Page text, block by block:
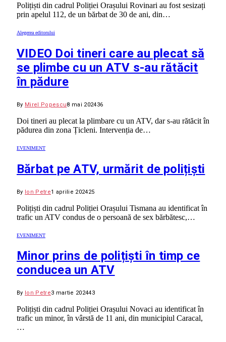
Polițiști din cadrul Poliției Orașului Rovinari au fost sesizați
prin apelul 112, de un bărbat de 30 de ani, din…
Alegerea editorului
VIDEO Doi tineri care au plecat să
se plimbe cu un ATV s-au rătăcit
în pădure
By Mirel Popescu8 mai 202436
Doi tineri au plecat la plimbare cu un ATV, dar s-au rătăcit în
pădurea din zona Țicleni. Intervenția de…
EVENIMENT
Bărbat pe ATV, urmărit de polițiști
By Ion Petre1 aprilie 202425
Polițiști din cadrul Poliției Orașului Tismana au identificat în
trafic un ATV condus de o persoană de sex bărbătesc,…
EVENIMENT
Minor prins de polițiști în timp ce
conducea un ATV
By Ion Petre3 martie 202443
Polițiști din cadrul Poliției Orașului Novaci au identificat în
trafic un minor, în vârstă de 11 ani, din municipiul Caracal,
…